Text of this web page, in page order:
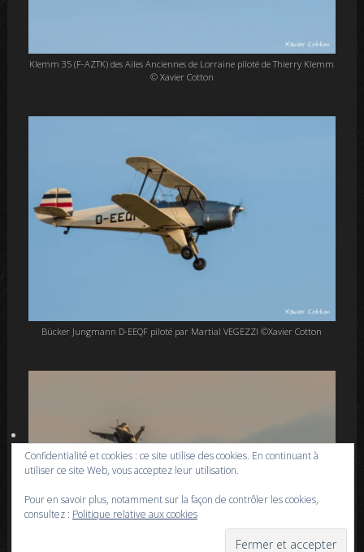
Klemm 35 (F-AZTK) des Ailes Anciennes de Lorraine piloté de Thierry Klemm
© Xavier Cotton
Bücker Jungmann D-EEQF piloté par Martial VEGEZZI ©Xavier Cotton
Confidentialité et cookies : ce site utilise des cookies. En continuant à
utiliser ce site Web, vous acceptez leur utilisation.
Pour en savoir plus, notamment sur la façon de contrôler les cookies,
consultez : Politique relative aux cookies